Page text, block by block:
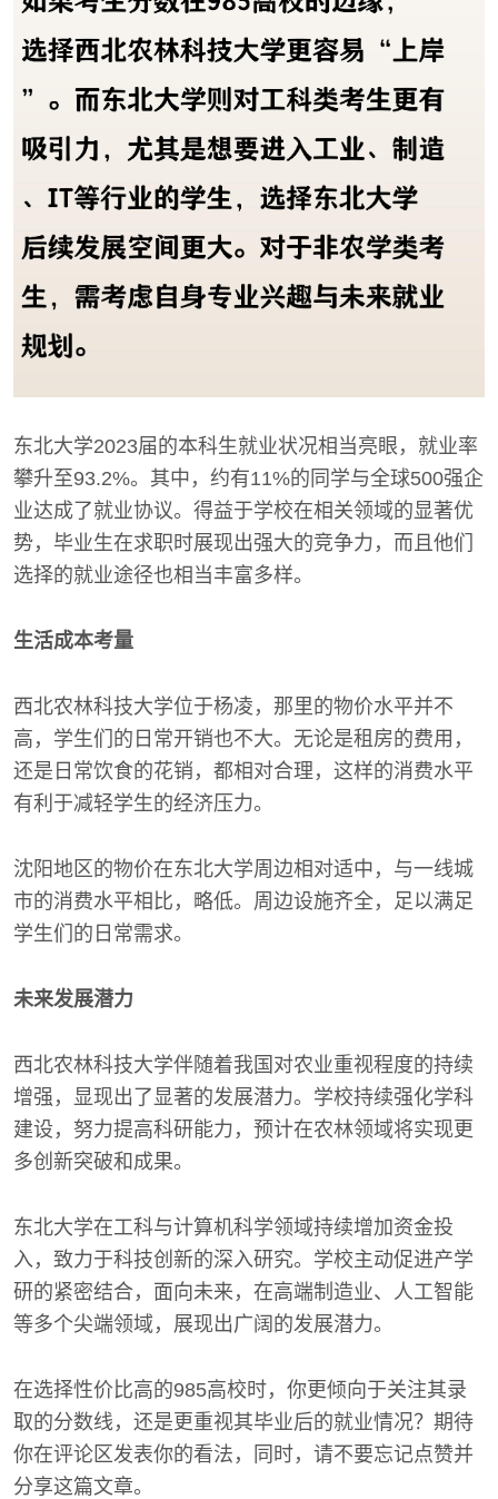
东北大学2023届的本科生就业状况相当亮眼，就业率
攀升至93.2%。其中，约有11%的同学与全球500强企
业达成了就业协议。得益于学校在相关领域的显著优
势，毕业生在求职时展现出强大的竞争力，而且他们
选择的就业途径也相当丰富多样。
生活成本考量
西北农林科技大学位于杨凌，那里的物价水平并不
高，学生们的日常开销也不大。无论是租房的费用，
还是日常饮食的花销，都相对合理，这样的消费水平
有利于减轻学生的经济压力。
沈阳地区的物价在东北大学周边相对适中，与一线城
市的消费水平相比，略低。周边设施齐全，足以满足
学生们的日常需求。
未来发展潜力
西北农林科技大学伴随着我国对农业重视程度的持续
增强，显现出了显著的发展潜力。学校持续强化学科
建设，努力提高科研能力，预计在农林领域将实现更
多创新突破和成果。
东北大学在工科与计算机科学领域持续增加资金投
入，致力于科技创新的深入研究。学校主动促进产学
研的紧密结合，面向未来，在高端制造业、人工智能
等多个尖端领域，展现出广阔的发展潜力。
在选择性价比高的985高校时，你更倾向于关注其录
取的分数线，还是更重视其毕业后的就业情况？期待
你在评论区发表你的看法，同时，请不要忘记点赞并
分享这篇文章。